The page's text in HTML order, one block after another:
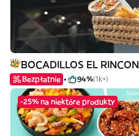
BOCADILLOS EL RINCON
Bezpłatnie 94%(1k+)
-25% na niektóre produkty